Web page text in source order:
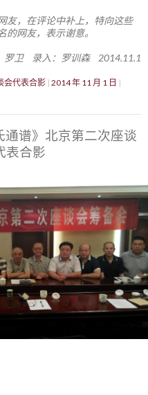
友，在评论中补上，特向这些
的网友，表示谢意。
罗卫 录入：罗训森 2014.11.1
会代表合影 2014 年 11 月 1 日
谱》北京第二次座谈
表合影